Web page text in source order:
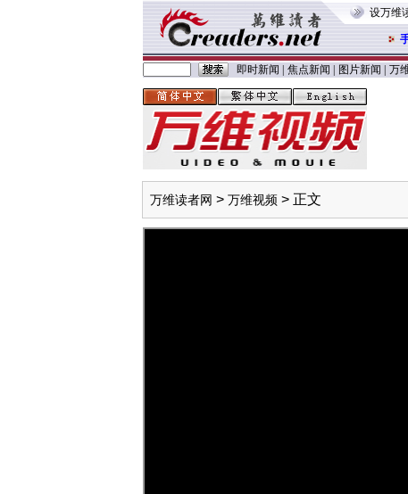
设万维
即时新闻 焦点新闻 图片新闻 万
万维读者网 > 万维视频 > 正文